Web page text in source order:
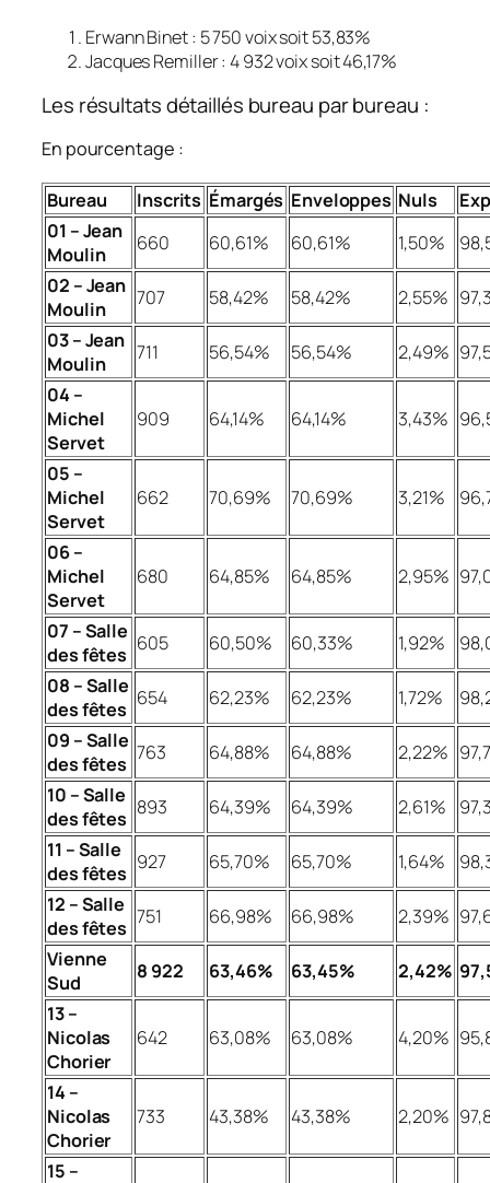
Erwann Binet : 5 750 voix soit 53,83%
Jacques Remiller : 4 932 voix soit 46,17%
Les résultats détaillés bureau par bureau :
En pourcentage :
Bureau Inscrits Émargés Enveloppes Nuls
01 – Jean
Moulin
660 60,61% 60,61% 1,50%
02 – Jean
Moulin
707 58,42% 58,42% 2,55%
03 – Jean
Moulin
711 56,54% 56,54% 2,49%
04 –
Michel
Servet
909 64,14% 64,14% 3,43%
05 –
Michel
Servet
662 70,69% 70,69% 3,21%
06 –
Michel
Servet
680 64,85% 64,85% 2,95%
07 – Salle
des fêtes 605 60,50% 60,33% 1,92%
08 – Salle
des fêtes 654 62,23% 62,23% 1,72%
09 – Salle
des fêtes 763 64,88% 64,88% 2,22%
10 – Salle
des fêtes 893 64,39% 64,39% 2,61%
11 – Salle
des fêtes 927 65,70% 65,70% 1,64%
12 – Salle
des fêtes 751 66,98% 66,98% 2,39%
Vienne
Sud
8 922 63,46% 63,45% 2,42%
13 –
Nicolas
Chorier
642 63,08% 63,08% 4,20%
14 –
Nicolas
Chorier
733 43,38% 43,38% 2,20%
15 –